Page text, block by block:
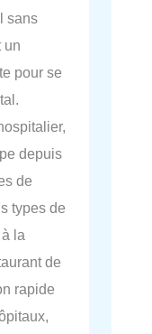
sans
un
pour se
depuis
de
types de
la
de
rapide